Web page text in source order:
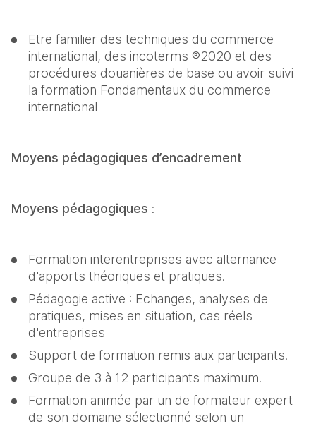
Etre familier des techniques du commerce
international, des incoterms ®2020 et des
procédures douanières de base ou avoir suivi
la formation Fondamentaux du commerce
international
Moyens pédagogiques d’encadrement
Moyens pédagogiques :
Formation interentreprises avec alternance
d'apports théoriques et pratiques.
Pédagogie active : Echanges, analyses de
pratiques, mises en situation, cas réels
d'entreprises
Support de formation remis aux participants.
Groupe de 3 à 12 participants maximum.
Formation animée par un de formateur expert
de son domaine sélectionné selon un